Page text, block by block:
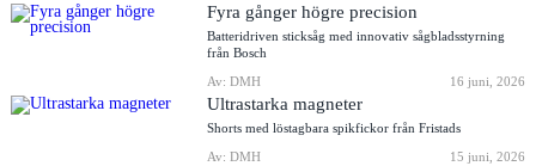
Fyra gånger högre precision
Batteridriven sticksåg med innovativ sågbladsstyrning
från Bosch
Av: DMH
16 juni, 2026
Ultrastarka magneter
Shorts med löstagbara spikfickor från Fristads
Av: DMH
15 juni, 2026